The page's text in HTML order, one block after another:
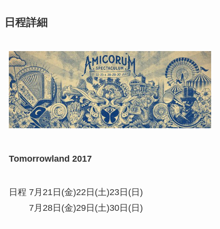
日程詳細
Tomorrowland 2017
日程 7月21日(金)22日(土)23日(日)
7月28日(金)29日(土)30日(日)